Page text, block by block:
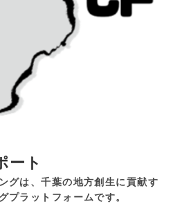
ート
グは、千葉の地方創生に貢献す
プラットフォームです。